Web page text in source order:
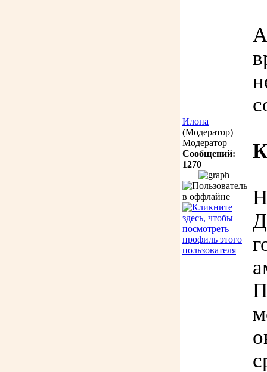
Илона
(Модератор)
Модератор
Сообщений:
1270